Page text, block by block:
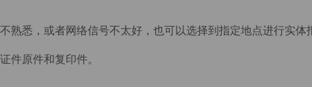
熟悉，或者网络信号不太好，也可以选择到指定地点进行实
件原件和复印件。